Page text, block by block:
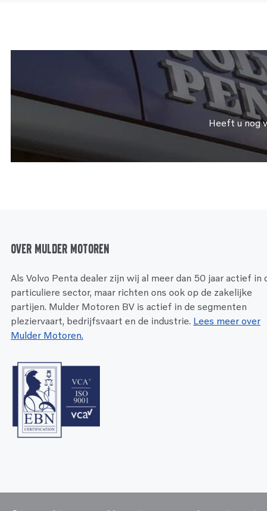
Heeft u nog
Over Mulder Motoren
Als Volvo Penta dealer zijn wij al meer dan 50 jaar actief in
particuliere sector, maar richten ons ook op de zakelijke
partijen. Mulder Motoren BV is actief in de segmenten
pleziervaart, bedrijfsvaart en de industrie. Lees meer over
Mulder Motoren.